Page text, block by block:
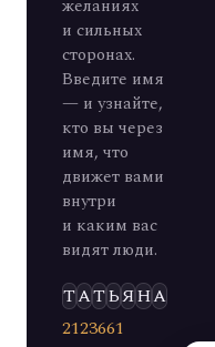
желаниях
и сильных
сторонах.
Введите имя
— и узнайте,
кто вы через
имя, что
движет вами
внутри
и каким вас
видят люди.